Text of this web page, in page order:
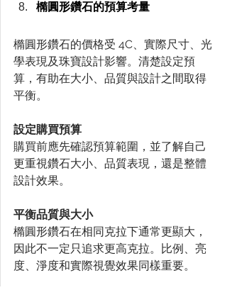
橢圓形鑽石的預算考量
橢圓形鑽石的價格受 4C、實際尺寸、光
學表現及珠寶設計影響。清楚設定預
算，有助在大小、品質與設計之間取得
平衡。
設定購買預算
購買前應先確認預算範圍，並了解自己
更重視鑽石大小、品質表現，還是整體
設計效果。
平衡品質與大小
橢圓形鑽石在相同克拉下通常更顯大，
因此不一定只追求更高克拉。比例、亮
度、淨度和實際視覺效果同樣重要。